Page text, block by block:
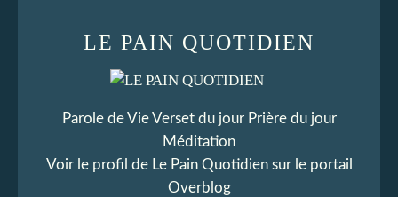
LE PAIN QUOTIDIEN
Parole de Vie Verset du jour Prière du jour
Méditation
Voir le profil de Le Pain Quotidiensur le portail
Overblog